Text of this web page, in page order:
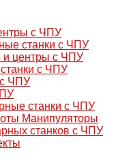
с ЧПУ
станки с ЧПУ
и центры с ЧПУ
с ЧПУ
ЧПУ
станки с ЧПУ
Манипуляторы
станков с ЧПУ